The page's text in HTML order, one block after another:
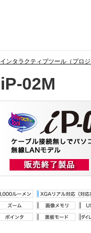
インタラクティブツール（プロ
iP-02M